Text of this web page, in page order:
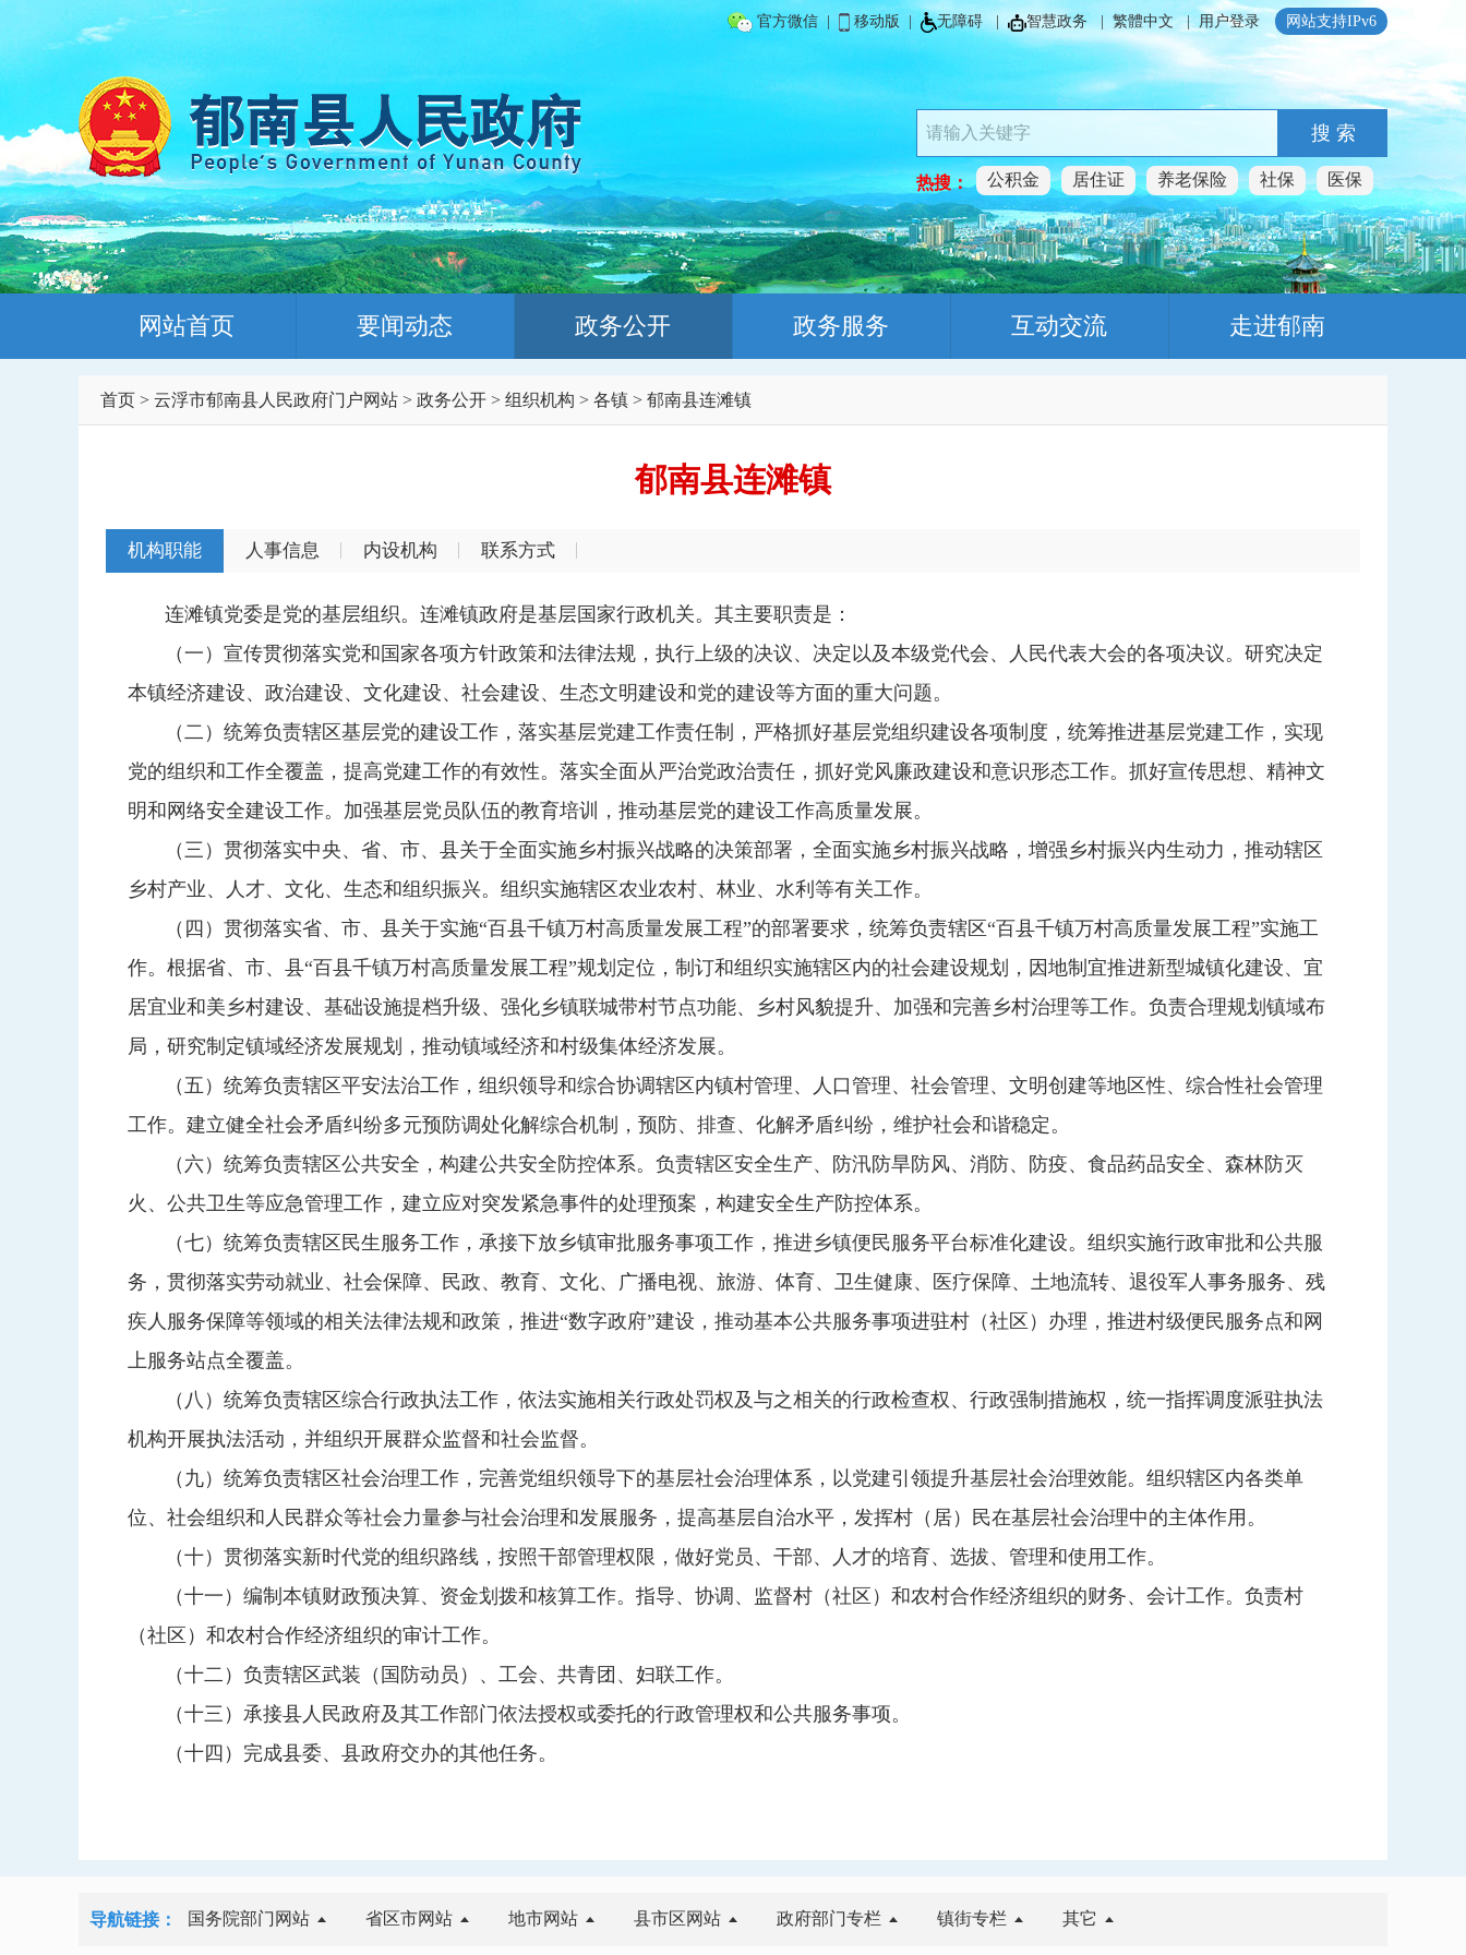
官方微信 移动版 无障碍 | 智慧政务| 繁體中文| 用户登录 网站支持IPv6
搜 索
热搜： 公积金 居住证 养老保险 社保 医保
网站首页 要闻动态 政务公开 政务服务 互动交流 走进郁南
首页 > 云浮市郁南县人民政府门户网站 > 政务公开 > 组织机构 > 各镇 > 郁南县连滩镇
郁南县连滩镇
机构职能 人事信息 内设机构 联系方式
连滩镇党委是党的基层组织。连滩镇政府是基层国家行政机关。其主要职责是：
（一）宣传贯彻落实党和国家各项方针政策和法律法规，执行上级的决议、决定以及本级党代会、人民代表大会的各项决议。研究决定
本镇经济建设、政治建设、文化建设、社会建设、生态文明建设和党的建设等方面的重大问题。
（二）统筹负责辖区基层党的建设工作，落实基层党建工作责任制，严格抓好基层党组织建设各项制度，统筹推进基层党建工作，实现
党的组织和工作全覆盖，提高党建工作的有效性。落实全面从严治党政治责任，抓好党风廉政建设和意识形态工作。抓好宣传思想、精神文
明和网络安全建设工作。加强基层党员队伍的教育培训，推动基层党的建设工作高质量发展。
（三）贯彻落实中央、省、市、县关于全面实施乡村振兴战略的决策部署，全面实施乡村振兴战略，增强乡村振兴内生动力，推动辖区
乡村产业、人才、文化、生态和组织振兴。组织实施辖区农业农村、林业、水利等有关工作。
（四）贯彻落实省、市、县关于实施“百县千镇万村高质量发展工程”的部署要求，统筹负责辖区“百县千镇万村高质量发展工程”实施工
作。根据省、市、县“百县千镇万村高质量发展工程”规划定位，制订和组织实施辖区内的社会建设规划，因地制宜推进新型城镇化建设、宜
居宜业和美乡村建设、基础设施提档升级、强化乡镇联城带村节点功能、乡村风貌提升、加强和完善乡村治理等工作。负责合理规划镇域布
局，研究制定镇域经济发展规划，推动镇域经济和村级集体经济发展。
（五）统筹负责辖区平安法治工作，组织领导和综合协调辖区内镇村管理、人口管理、社会管理、文明创建等地区性、综合性社会管理
工作。建立健全社会矛盾纠纷多元预防调处化解综合机制，预防、排查、化解矛盾纠纷，维护社会和谐稳定。
（六）统筹负责辖区公共安全，构建公共安全防控体系。负责辖区安全生产、防汛防旱防风、消防、防疫、食品药品安全、森林防灭
火、公共卫生等应急管理工作，建立应对突发紧急事件的处理预案，构建安全生产防控体系。
（七）统筹负责辖区民生服务工作，承接下放乡镇审批服务事项工作，推进乡镇便民服务平台标准化建设。组织实施行政审批和公共服
务，贯彻落实劳动就业、社会保障、民政、教育、文化、广播电视、旅游、体育、卫生健康、医疗保障、土地流转、退役军人事务服务、残
疾人服务保障等领域的相关法律法规和政策，推进“数字政府”建设，推动基本公共服务事项进驻村（社区）办理，推进村级便民服务点和网
上服务站点全覆盖。
（八）统筹负责辖区综合行政执法工作，依法实施相关行政处罚权及与之相关的行政检查权、行政强制措施权，统一指挥调度派驻执法
机构开展执法活动，并组织开展群众监督和社会监督。
（九）统筹负责辖区社会治理工作，完善党组织领导下的基层社会治理体系，以党建引领提升基层社会治理效能。组织辖区内各类单
位、社会组织和人民群众等社会力量参与社会治理和发展服务，提高基层自治水平，发挥村（居）民在基层社会治理中的主体作用。
（十）贯彻落实新时代党的组织路线，按照干部管理权限，做好党员、干部、人才的培育、选拔、管理和使用工作。
（十一）编制本镇财政预决算、资金划拨和核算工作。指导、协调、监督村（社区）和农村合作经济组织的财务、会计工作。负责村
（社区）和农村合作经济组织的审计工作。
（十二）负责辖区武装（国防动员）、工会、共青团、妇联工作。
（十三）承接县人民政府及其工作部门依法授权或委托的行政管理权和公共服务事项。
（十四）完成县委、县政府交办的其他任务。
导航链接： 国务院部门网站 省区市网站 地市网站 县市区网站 政府部门专栏 镇街专栏 其它